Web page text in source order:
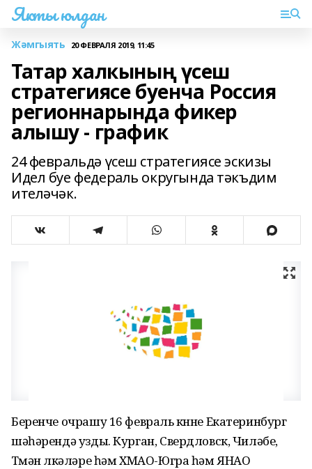
Якты юлдан
Жәмгыять 20 ФЕВРАЛЯ 2019, 11:45
Татар халкының үсеш
стратегиясе буенча Россия
регионнарында фикер
алышу - график
24 февральдә үсеш стратегиясе эскизы
Идел буе федераль округында тәкъдим
ителәчәк.
Беренче очрашу 16 февраль көнне Екатеринбург
шәһәрендә узды. Курган, Свердловск, Чиләбе,
Төмән өлкәләре һәм ХМАО-Югра һәм ЯНАО